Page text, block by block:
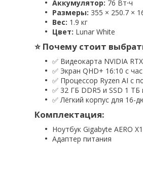
Аккумулятор: 76 Вт⋅ч
Размеры: 355 × 250.7 ×
Вес: 1.9 кг
Цвет: Lunar White
⭐ Почему стоит
✅ Видеокарта NVIDIA
✅ Экран QHD+ 16:10 с
✅ Процессор Ryzen AI с
✅ 32 ГБ DDR5 и SSD 1 ТБ
✅ Лёгкий корпус для 16-
Комплектация:
Ноутбук Gigabyte AERO
Адаптер питания